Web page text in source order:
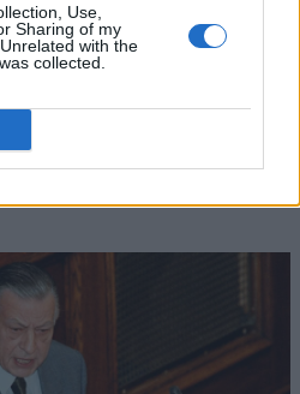
Use,
Sharing of my
with the
collected.